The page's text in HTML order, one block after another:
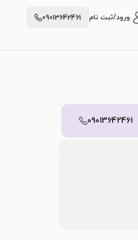
ورود/ثبت نام 09013642461
09013642461